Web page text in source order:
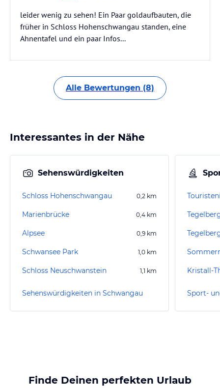
leider wenig zu sehen! Ein Paar goldaufbauten, die
früher in Schloss Hohenschwangau standen, eine
Ahnentafel und ein paar Infos...
Alle Bewertungen (8)
Interessantes in der Nähe
Sehenswürdigkeiten
Schloss Hohenschwangau 0,2 km
Marienbrücke 0,4 km
Alpsee 0,9 km
Schwansee Park 1,0 km
Schloss Neuschwanstein 1,1 km
Sehenswürdigkeiten in Schwangau
Kristall-
Finde Deinen perfekten Urlaub